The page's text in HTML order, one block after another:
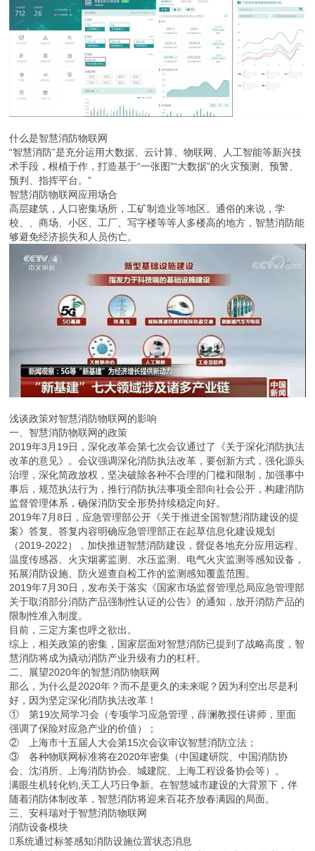
什么是智慧消防物联网
“智慧消防”是充分运用大数据、云计算、物联网、人工智能等新兴技
术手段，根植于作，打造基于“一张图”“大数据”的火灾预测、预警、
预判、指挥平台。”
智慧消防物联网应用场合
高层建筑，人口密集场所，工矿制造业等地区。通俗的来说，学
校、、商场、小区、工厂、写字楼等等人多楼高的地方，智慧消防能
够避免经济损失和人员伤亡。
浅谈政策对智慧消防物联网的影响
一、智慧消防物联网的政策
2019年3月19日，深化改革会第七次会议通过了《关于深化消防执法
改革的意见》。会议强调深化消防执法改革，要创新方式，强化源头
治理，深化简政放权，坚决破除各种不合理的门槛和限制，加强事中
事后，规范执法行为，推行消防执法事项全部向社会公开，构建消防
监督管理体系，确保消防安全形势持续稳定向好。
2019年7月8日，应急管理部公开《关于推进全国智慧消防建设的提
案》答复。答复内容明确应急管理部正在起草信息化建设规划
（2019-2022），加快推进智慧消防建设，督促各地充分应用远程、
温度传感器、火灾烟雾监测、水压监测、电气火灾监测等感知设备，
拓展消防设施、防火巡查自检工作的监测感知覆盖范围。
2019年7月30日，发布关于落实《国家市场监督管理总局应急管理部
关于取消部分消防产品强制性认证的公告》的通知，放开消防产品的
限制性准入制度。
目前，三定方案也呼之欲出。
综上，相关政策的密集，国家层面对智慧消防已提到了战略高度，智
慧消防将成为撬动消防产业升级有力的杠杆。
二、展望2020年的智慧消防物联网
那么，为什么是2020年？而不是更久的未来呢？因为利空出尽是利
好，因为坚定深化消防执法改革！
① 第19次局学习会（专项学习应急管理，薛澜教授任讲师，里面
强调了保险对应急产业的价值）；
② 上海市十五届人大会第15次会议审议智慧消防立法；
③ 各种物联网标准将在2020年密集（中国建研院、中国消防协
会、沈消所、上海消防协会、城建院、上海工程设备协会等）。
满眼生机转化钧,天工人巧日争新。在智慧城市建设的大背景下，伴
随着消防体制改革，智慧消防将迎来百花齐放春满园的局面。
三、安科瑞对于智慧消防物联网
消防设备模块
系统通过标签感知消防设施位置状态消息